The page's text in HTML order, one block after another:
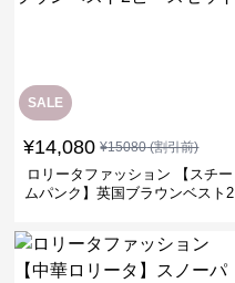
SALE
¥14,080 ¥15080(割引前)
ロリータファッション 【スチー
ムパンク】英国ブラウンベスト2